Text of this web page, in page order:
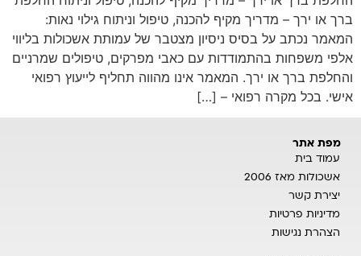
ברך או ירך – מדריך מקיף להכנה, טיפול וניתוח גילוי נאות:
המאמר נכתב על בסיס ניסיון מצטבר של עמותת אשכולות בליווי
אלפי משפחות בהתמודדות עם כאבי מפרקים, טיפולים שמרניים
והחלפת ברך או ירך. המאמר אינו מהווה תחליף לייעוץ רפואי
אישי. בכל מקרה רפואי – […]
מפת אתר
עמוד בית
אשכולות מאז 2006
יצירת קשר
מדיניות פרטיות
הצהרת נגישות